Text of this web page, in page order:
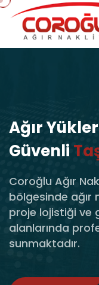
Ağır
Güvenli
Coroğlu Ağır
bölgesinde ağır
proje lojistiği ve
alanlarında
sunmaktadır.